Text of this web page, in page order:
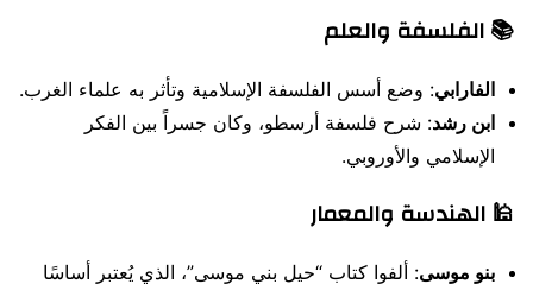
📚 الفلسفة والعلم
الفارابي: وضع أسس الفلسفة الإسلامية وتأثر به علماء الغرب.
ابن رشد: شرح فلسفة أرسطو، وكان جسراً بين الفكر
الإسلامي والأوروبي.
🕌 الهندسة والمعمار
بنو موسى: ألفوا كتاب “حيل بني موسى”، الذي يُعتبر أساسًا